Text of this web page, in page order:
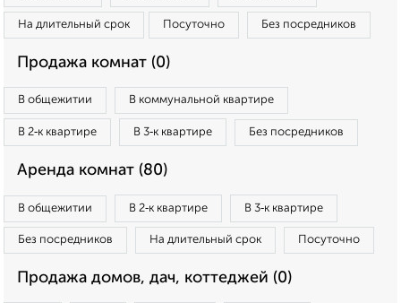
На длительный срок Посуточно Без посредников
Продажа комнат (0)
В общежитии В коммунальной квартире
В 2‑к квартире В 3‑к квартире Без посредников
Аренда комнат (80)
В общежитии В 2‑к квартире В 3‑к квартире
Без посредников На длительный срок Посуточно
Продажа домов, дач, коттеджей (0)